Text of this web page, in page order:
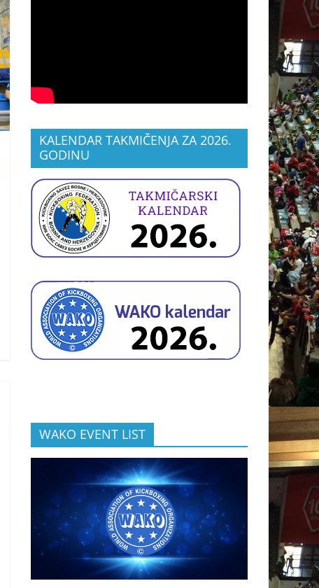
KALENDAR TAKMIČENJA ZA 2026.
GODINU
WAKO EVENT LIST